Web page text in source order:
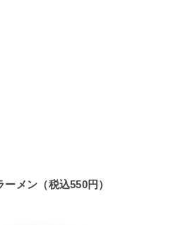
メン（税込550円）